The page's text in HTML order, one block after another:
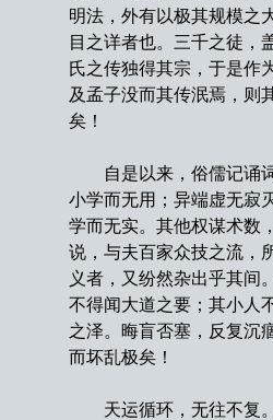
明法，外有以极其规模之
目之详者也。三千之徒，
氏之传独得其宗，于是作
及孟子没而其传泯焉，则
矣！
自是以来，俗儒记诵词
小学而无用；异端虚无寂
学而无实。其他权谋术数
说，与夫百家众技之流，
义者，又纷然杂出乎其间
不得闻大道之要；其小人
之泽。晦盲否塞，反复沉
而坏乱极矣！
天运循环，无往不复。